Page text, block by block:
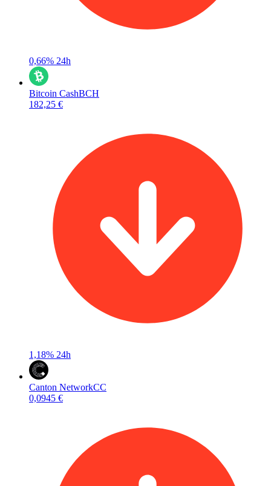
0,66% 24h
Bitcoin CashBCH
182,25 €
1,18% 24h
Canton NetworkCC
0,0945 €